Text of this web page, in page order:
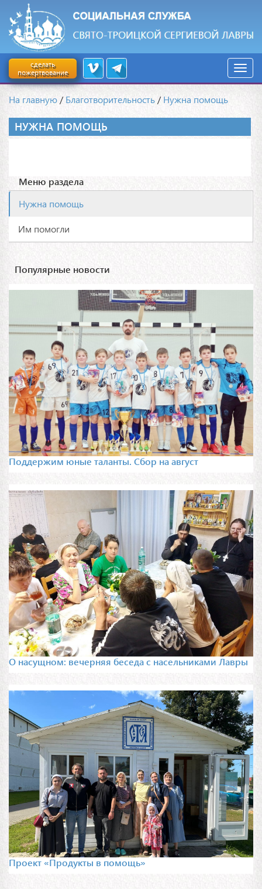
сделать
пожертвование
На главную /Благотворительность /Нужна помощь
НУЖНА ПОМОЩЬ
Меню раздела
Нужна помощь
Им помогли
Популярные новости
Поддержим юные таланты. Сбор на август
О насущном: вечерняя беседа с насельниками Лавры
Проект «Продукты в помощь»